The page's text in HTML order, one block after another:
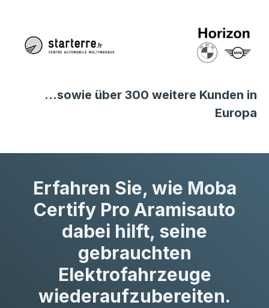
…sowie über 300 weitere Kunden in
Europa
Erfahren Sie, wie Moba
Certify Pro Aramisauto
dabei hilft, seine
gebrauchten
Elektrofahrzeuge
wiederaufzubereiten.